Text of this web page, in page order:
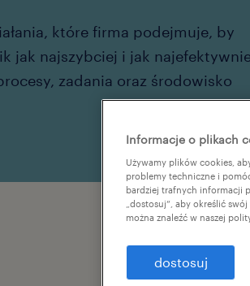
które firma podejmuje, by
jak najszybciej i jak
zadania oraz środowisko
Informacje o plikach
Używamy plików cookies,
problemy techniczne i
bardziej trafnych informacji
„dostosuj”, aby określić
można znaleźć w naszej
dostosuj